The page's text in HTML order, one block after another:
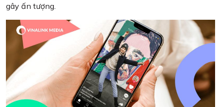
gây ấn tượng.